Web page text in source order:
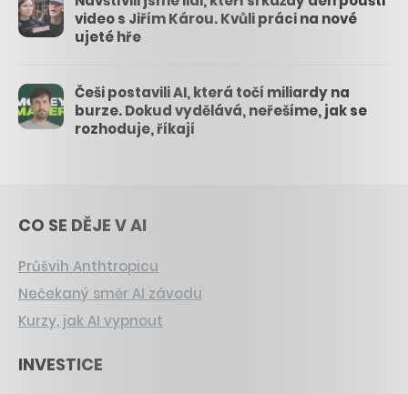
video s Jiřím Károu. Kvůli práci na nové
ujeté hře
Češi postavili AI, která točí miliardy na
burze. Dokud vydělává, neřešíme, jak se
rozhoduje, říkají
CO SE DĚJE V AI
Průšvih Anthtropicu
Nečekaný směr AI závodu
Kurzy, jak AI vypnout
INVESTICE